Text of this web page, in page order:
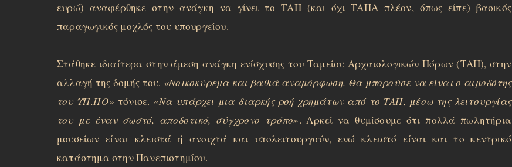
ευρώ) αναφέρθηκε στην ανάγκη να γίνει το ΤΑΠ (και όχι ΤΑΠΑ πλέον, όπως είπε) βασικός
παραγωγικός μοχλός του υπουργείου.
Στάθηκε ιδιαίτερα στην άμεση ανάγκη ενίσχυσης του Ταμείου Αρχαιολογικών Πόρων (ΤΑΠ), στην
αλλαγή της δομής του. «Νοικοκύρεμα και βαθιά αναμόρφωση. Θα μπορούσε να είναι ο αιμοδότης
του ΥΠ.ΠΟ» τόνισε. «Να υπάρχει μια διαρκής ροή χρημάτων από το ΤΑΠ, μέσω της λειτουργίας
του με έναν σωστό, αποδοτικό, σύγχρονο τρόπο». Αρκεί να θυμίσουμε ότι πολλά πωλητήρια
μουσείων είναι κλειστά ή ανοιχτά και υπολειτουργούν, ενώ κλειστό είναι και το κεντρικό
κατάστημα στην Πανεπιστημίου.